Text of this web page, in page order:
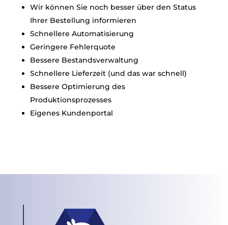
Wir können Sie noch besser über den Status
Ihrer Bestellung informieren
Schnellere Automatisierung
Geringere Fehlerquote
Bessere Bestandsverwaltung
Schnellere Lieferzeit (und das war schnell)
Bessere Optimierung des
Produktionsprozesses
Eigenes Kundenportal